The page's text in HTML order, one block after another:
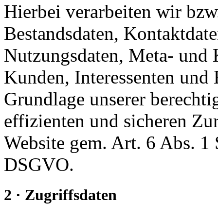
Hierbei verarbeiten wir
Bestandsdaten,
Nutzungsdaten, Meta-
Kunden, Interessenten und
Grundlage unserer
effizienten und sicheren
Website gem. Art. 6 Abs.
DSGVO.
2 · Zugriffsdaten